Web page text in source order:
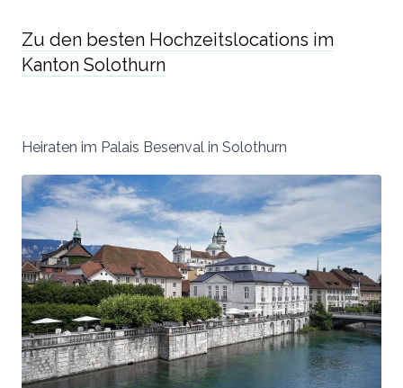
Zu den besten Hochzeitslocations im
Kanton Solothurn
Heiraten im Palais Besenval in Solothurn